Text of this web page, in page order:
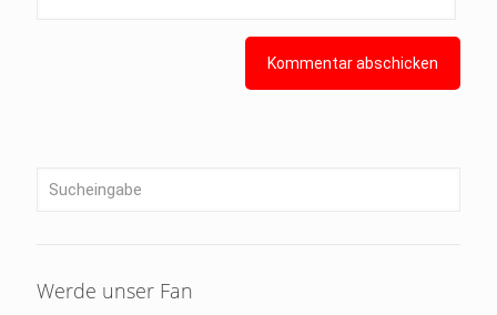
Werde unser Fan